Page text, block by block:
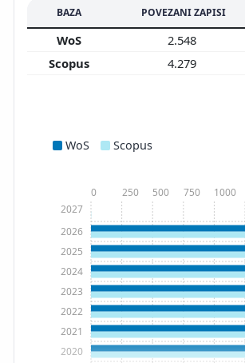
BAZA POVEZANI ZAPISI
WoS 2.548
Scopus
4.279
WoS Scopus
2020
2021
2022
2023
2024
2025
2026
2027
0 250 500 750 1000